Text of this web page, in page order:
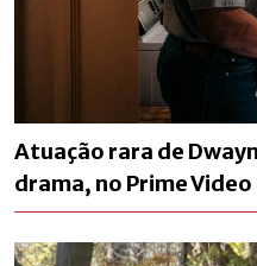
Atuação rara de
drama, no Prime Video